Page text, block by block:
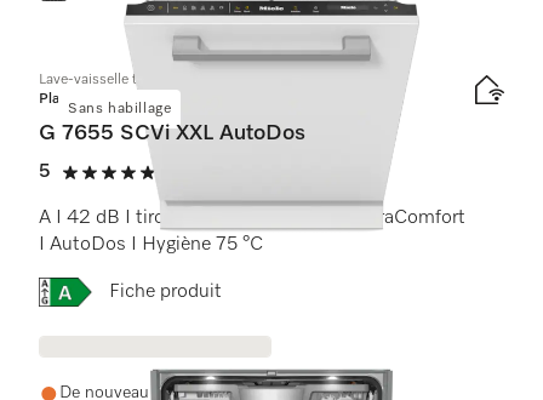
Sans habillage
Lave-vaisselle totalement intégrable XXL
Platinum
G 7655 SCVi XXL AutoDos
5
5 étoiles sur 5
A I 42 dB I tiroir à couverts I paniers ExtraComfort
I AutoDos I Hygiène 75 °C
Online Label Flag, Etiquette énergétique
Fiche produit
De nouveau en stock d'ici trois semaines